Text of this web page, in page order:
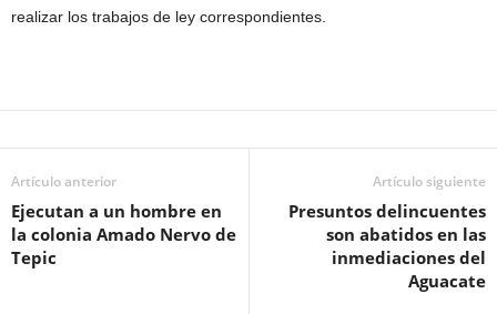
realizar los trabajos de ley correspondientes.
Artículo anterior
Ejecutan a un hombre en
la colonia Amado Nervo de
Tepic
Artículo siguiente
Presuntos delincuentes
son abatidos en las
inmediaciones del
Aguacate